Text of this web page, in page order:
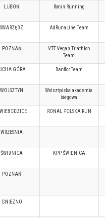
LUBOŃ Ronin Running
SWARZĘDZ AdRunaLine Team
POZNAŃ
VTT Vegan Triathlon
Team
GÓRA Danflor Team
WOLSZTYN
Wolsztyńska akademia
biegowa
RONAL POLSKA RUN
WRZESNIA
ŚWIDNICA KPP ŚWIDNICA
POZNAŃ
GNIEZNO